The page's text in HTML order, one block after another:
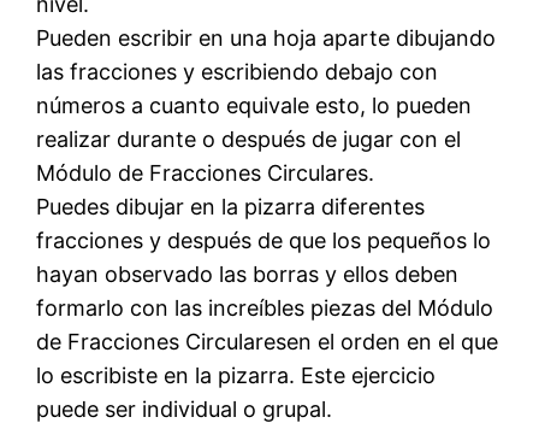
Pueden escribir en una hoja aparte dibujando
las fracciones y escribiendo debajo con
números a cuanto equivale esto, lo pueden
realizar durante o después de jugar con el
Módulo de Fracciones Circulares.
Puedes dibujar en la pizarra diferentes
fracciones y después de que los pequeños lo
hayan observado las borras y ellos deben
formarlo con las increíbles piezas del Módulo
de Fracciones Circularesen el orden en el que
lo escribiste en la pizarra. Este ejercicio
puede ser individual o grupal.